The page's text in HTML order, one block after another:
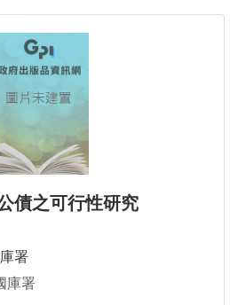
債之可行性研究
署
庫署